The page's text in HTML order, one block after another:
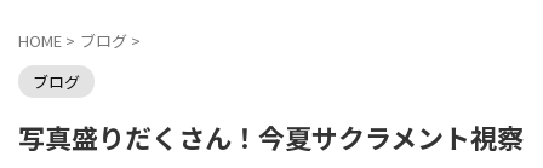
HOME > ブログ >
ブログ
写真盛りだくさん！今夏サクラメント視察